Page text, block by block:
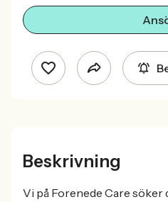
Beskrivning
Vi på Forenede Care söker